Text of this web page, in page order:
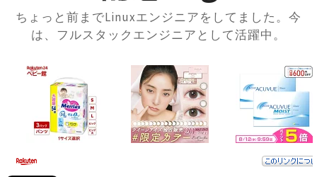
ド｜レビューの進め方とマージ
方法・トラブル対応まで解説
GitHubの開発フローを学ぼう！
方入門
GitHubとは？登録方法からリポ
ジトリ・ブランチの使い方まで
徹底解説
docker-compose × .envファイル
で環境切り替え｜実践的な使い
ちょっと前までLinuxエンジニアをしてました。今
は、フルスタックエンジニアとして活躍中。